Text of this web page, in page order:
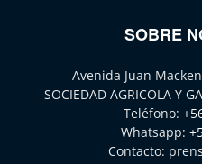
SOBRE
Avenida Juan
SOCIEDAD AGRICOLA Y
Teléfono:
Whatsapp:
Contacto: